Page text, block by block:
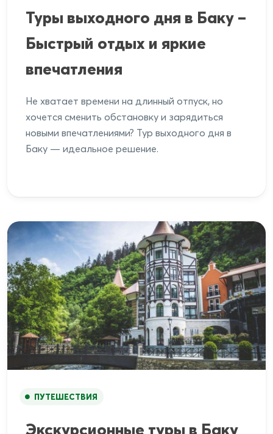
Туры выходного дня в Баку –
Быстрый отдых и яркие
впечатления
Не хватает времени на длинный отпуск, но
хочется сменить обстановку и зарядиться
новыми впечатлениями? Тур выходного дня в
Баку — идеальное решение.
ПУТЕШЕСТВИЯ
Экскурсионные туры в Баку